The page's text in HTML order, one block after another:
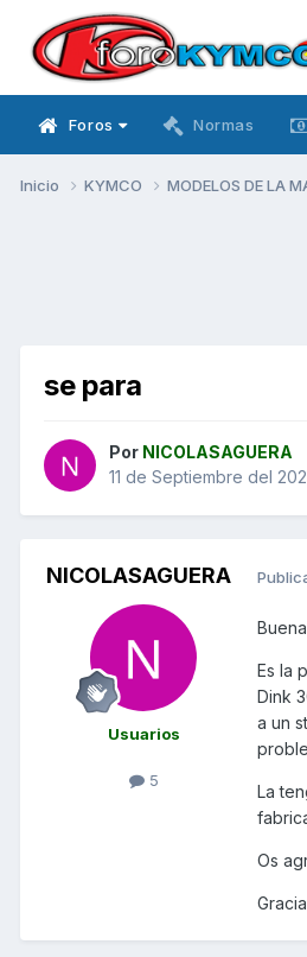
Foros Normas
Inicio KYMCO MODELOS DE LA
se para
Por NICOLASAGUERA
11 de Septiembre del
NICOLASAGUERA
Usuarios
5
Es la
Dink
a un
La
Os